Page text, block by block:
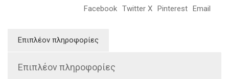
Facebook Twitter X Pinterest Email
Επιπλέον πληροφορίες
Επιπλέον πληροφορίες